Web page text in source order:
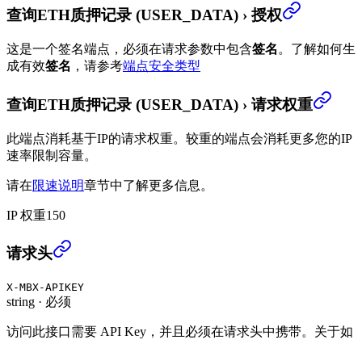
查询ETH质押记录 (USER_DATA) › 授权
这是一个签名端点，必须在请求参数中包含签名 。 了解如何生
成有效签名 ，请参考端点安全类型
查询ETH质押记录 (USER_DATA) › 请求权重
此端点消耗基于IP的请求权重。较重的端点会消耗更多您的IP
速率限制容量。
请在限速说明章节中了解更多信息。
IP 权重150
查询ETH质押记录 (USER_DATA)
请求头
X-MBX-APIKEY
string · 必须
访问此接口需要 API Key，并且必须在请求头中携带。关于如